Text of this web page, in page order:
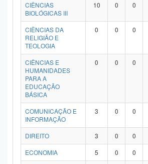
CIÊNCIAS
BIOLÓGICAS III
10 0 0
CIÊNCIAS DA
RELIGIÃO E
TEOLOGIA
0 0 0
CIÊNCIAS E
HUMANIDADES
PARA A
EDUCAÇÃO
BÁSICA
0 0 0
COMUNICAÇÃO E
INFORMAÇÃO
3 0 0
DIREITO 3 0 0
ECONOMIA
5 0 0